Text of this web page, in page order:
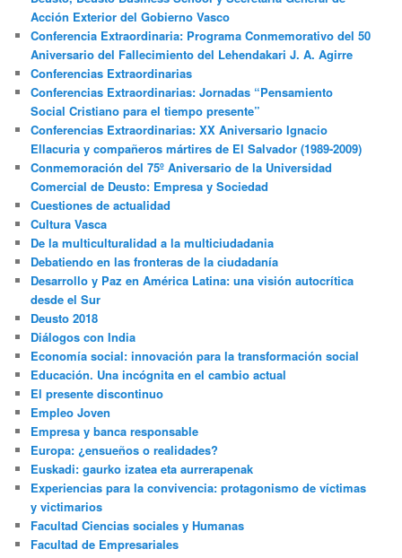
Acción Exterior del Gobierno Vasco
Conferencia Extraordinaria: Programa Conmemorativo del 50
Aniversario del Fallecimiento del Lehendakari J. A. Agirre
Conferencias Extraordinarias
Conferencias Extraordinarias: Jornadas “Pensamiento
Social Cristiano para el tiempo presente”
Conferencias Extraordinarias: XX Aniversario Ignacio
Ellacuria y compañeros mártires de El Salvador (1989-2009)
Conmemoración del 75º Aniversario de la Universidad
Comercial de Deusto: Empresa y Sociedad
Cuestiones de actualidad
Cultura Vasca
De la multiculturalidad a la multiciudadania
Debatiendo en las fronteras de la ciudadanía
Desarrollo y Paz en América Latina: una visión autocrítica
desde el Sur
Deusto 2018
Diálogos con India
Economía social: innovación para la transformación social
Educación. Una incógnita en el cambio actual
El presente discontinuo
Empleo Joven
Empresa y banca responsable
Europa: ¿ensueños o realidades?
Euskadi: gaurko izatea eta aurrerapenak
Experiencias para la convivencia: protagonismo de víctimas
y victimarios
Facultad Ciencias sociales y Humanas
Facultad de Empresariales